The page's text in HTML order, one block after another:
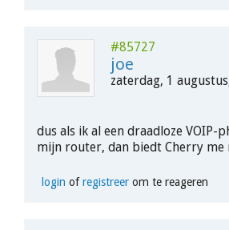
#85727
joe
zaterdag, 1
dus als ik al een draadloze
mijn router, dan biedt Cherry me
login ofregistreerom te reageren